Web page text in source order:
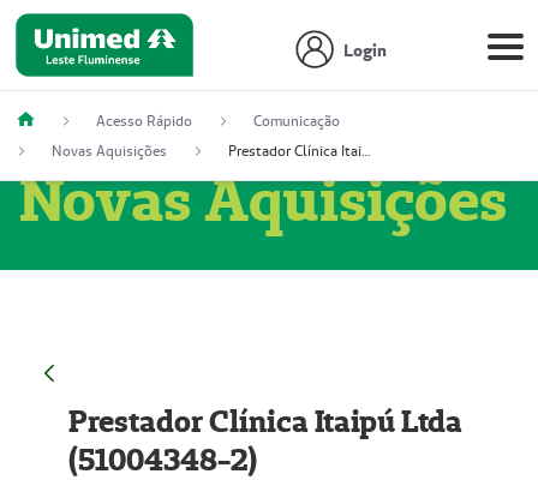
Login
Acesso Rápido
Comunicação
Novas Aquisições
Prestador Clínica Itaipú Ltda (51004348-2)
Novas Aquisições
Prestador Clínica Itaipú Ltda
(51004348-2)